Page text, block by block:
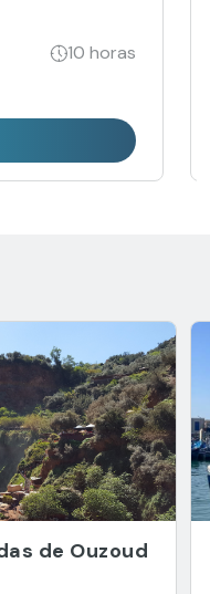
10 horas
de Ouzoud